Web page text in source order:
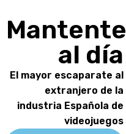
Mantente
al día
El mayor escaparate al
extranjero de la
industria Española de
videojuegos